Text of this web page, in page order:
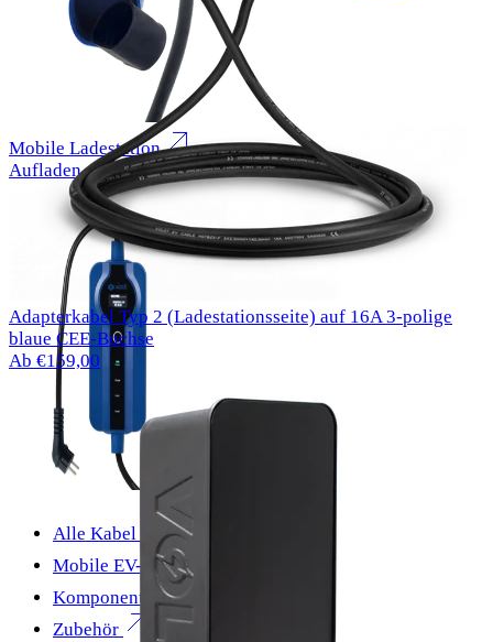
Mobile Ladestation
Aufladen an jeder Buchse
Alle Kabel
Mobile EV-Ladegeräte
Komponenten
Zubehör
Adapterkabel Typ 2 (Ladestationsseite) auf 16A 3-polige
blaue CEE-Buchse
Ab €159,00